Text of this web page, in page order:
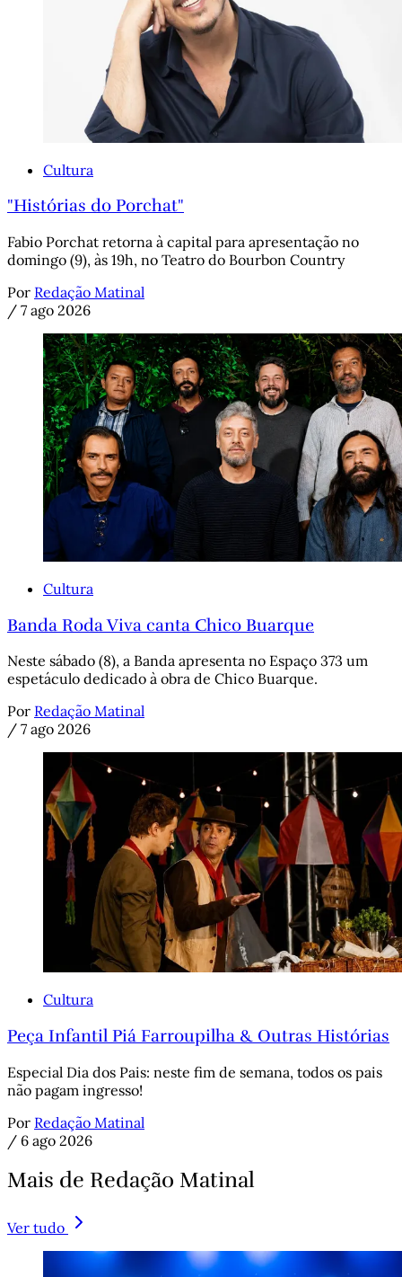
Cultura
"Histórias do Porchat"
Fabio Porchat retorna à capital para apresentação no
domingo (9), às 19h, no Teatro do Bourbon Country
Por Redação Matinal
/ 7 ago 2026
Cultura
Banda Roda Viva canta Chico Buarque
Neste sábado (8), a Banda apresenta no Espaço 373 um
espetáculo dedicado à obra de Chico Buarque.
Por Redação Matinal
/ 7 ago 2026
Cultura
Peça Infantil Piá Farroupilha & Outras Histórias
Especial Dia dos Pais: neste fim de semana, todos os pais
não pagam ingresso!
Por Redação Matinal
/ 6 ago 2026
Mais de Redação Matinal
Ver tudo